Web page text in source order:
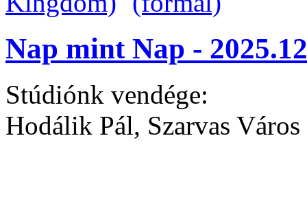
Nap mint Nap -
Stúdiónk vendége:
Hodálik Pál, Szarvas